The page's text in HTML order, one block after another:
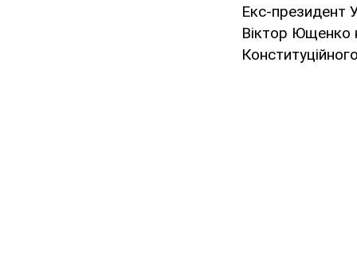
Екс-президент
Віктор Ющенко